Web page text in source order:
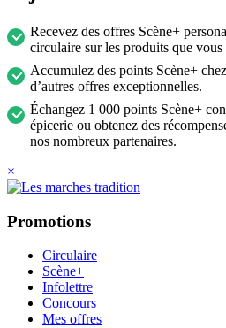
Recevez des offres Scène+
circulaire sur les produits que vous
Accumulez des points Scène+
d’autres offres exceptionnelles.
Échangez 1 000 points Scène+
épicerie ou obtenez des
nos nombreux partenaires.
×
Promotions
Circulaire
Scène+
Infolettre
Concours
Mes offres